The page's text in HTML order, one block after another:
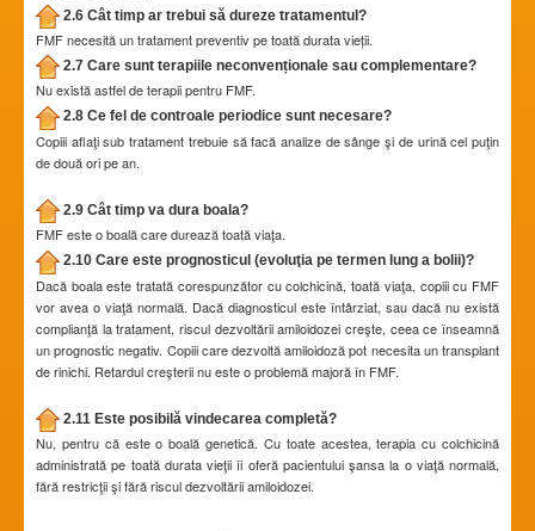
2.6 Cât timp ar trebui să dureze tratamentul?
FMF necesită un tratament preventiv pe toată durata vieții.
2.7 Care sunt terapiile neconvenționale sau complementare?
Nu există astfel de terapii pentru FMF.
2.8 Ce fel de controale periodice sunt necesare?
Copiii aflaţi sub tratament trebuie să facă analize de sânge şi de urină cel puţin
de două ori pe an.
2.9 Cât timp va dura boala?
FMF este o boală care durează toată viaţa.
2.10 Care este prognosticul (evoluţia pe termen lung a bolii)?
Dacă boala este tratată corespunzător cu colchicină, toată viaţa, copiii cu FMF
vor avea o viaţă normală. Dacă diagnosticul este întârziat, sau dacă nu există
complianţă la tratament, riscul dezvoltării amiloidozei creşte, ceea ce înseamnă
un prognostic negativ. Copiii care dezvoltă amiloidoză pot necesita un transplant
de rinichi. Retardul creşterii nu este o problemă majoră în FMF.
2.11 Este posibilă vindecarea completă?
Nu, pentru că este o boală genetică. Cu toate acestea, terapia cu colchicină
administrată pe toată durata vieţii îi oferă pacientului şansa la o viaţă normală,
fără restricţii şi fără riscul dezvoltării amiloidozei.